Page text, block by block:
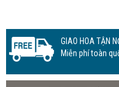
GIAO HOA TẬN
Miễn phí toàn